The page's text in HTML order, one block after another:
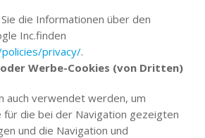
die Informationen über den
Inc.finden
privacy/.
Werbe-Cookies (von Dritten)
auch verwendet werden, um
die bei der Navigation gezeigten
und die Navigation und